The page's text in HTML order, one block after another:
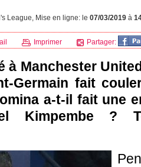
League, Mise en ligne: le 07/03/2019 à
Imprimer Partager:
à Manchester
Germain fait
a-t-il fait une
Kimpembe ?